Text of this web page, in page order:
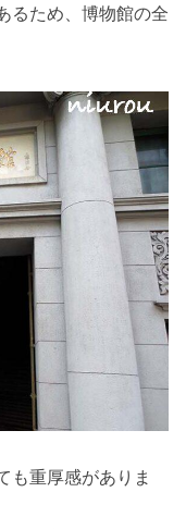
るため、博物館の全
も重厚感がありま